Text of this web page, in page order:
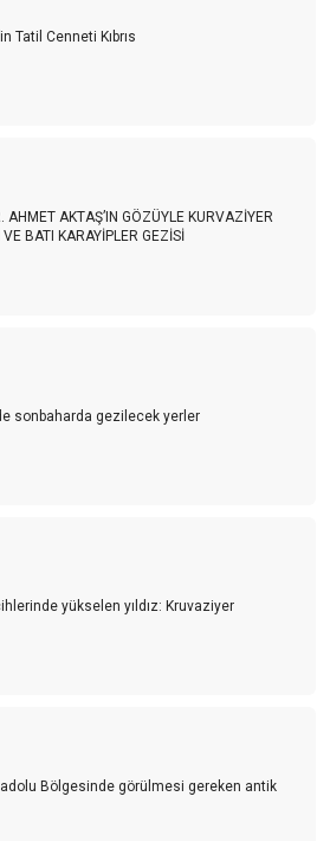
Tatil Cenneti Kıbrıs
AHMET AKTAŞ’IN GÖZÜYLE KURVAZİYER
BATI KARAYİPLER GEZİSİ
sonbaharda gezilecek yerler
yükselen yıldız: Kruvaziyer
Bölgesinde görülmesi gereken antik